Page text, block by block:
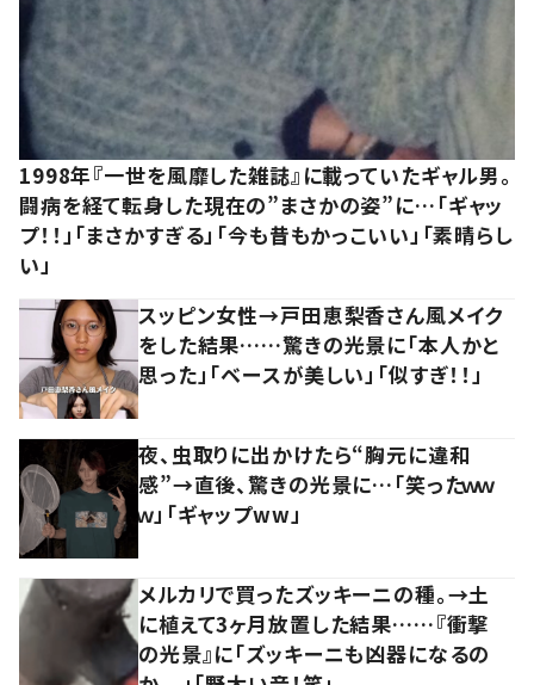
1998年『一世を風靡した雑誌』に載っていたギャル男。
闘病を経て転身した現在の”まさかの姿”に…「ギャッ
プ！！」「まさかすぎる」「今も昔もかっこいい」「素晴らし
い」
スッピン女性→戸田恵梨香さん風メイク
をした結果……驚きの光景に「本人かと
思った」「ベースが美しい」「似すぎ！！」
夜、虫取りに出かけたら“胸元に違和
感”→直後、驚きの光景に…「笑ったｗｗ
ｗ」「ギャップww」
メルカリで買ったズッキーニの種。→土
に植えて3ヶ月放置した結果……『衝撃
の光景』に「ズッキーニも凶器になるの